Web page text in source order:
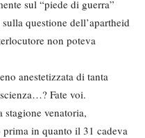
sul “piede di guerra”
questione dell’apartheid
non poteva
anestetizzata di tanta
Fate voi.
stagione venatoria,
in quanto il 31 cadeva